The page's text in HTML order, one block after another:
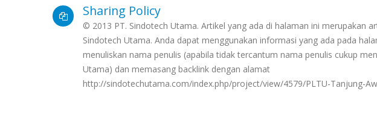
Sharing Policy
© 2013 PT. Sindotech Utama. Artikel yang ada di halaman ini merupakan
Sindotech Utama. Anda dapat menggunakan informasi yang ada pada
menuliskan nama penulis (apabila tidak tercantum nama penulis cukup
Utama) dan memasang backlink dengan alamat
http://sindotechutama.com/index.php/project/view/4579/PLTU-Tanjung-